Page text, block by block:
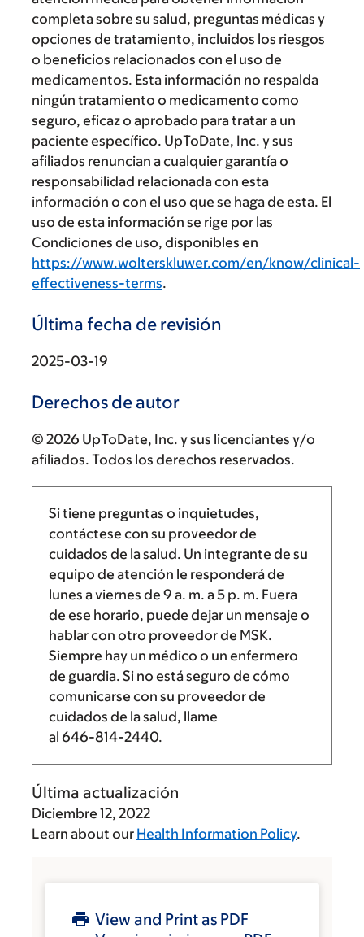
completa sobre su salud, preguntas médicas y
opciones de tratamiento, incluidos los riesgos
o beneficios relacionados con el uso de
medicamentos. Esta información no respalda
ningún tratamiento o medicamento como
seguro, eficaz o aprobado para tratar a un
paciente específico. UpToDate, Inc. y sus
afiliados renuncian a cualquier garantía o
responsabilidad relacionada con esta
información o con el uso que se haga de esta. El
uso de esta información se rige por las
Condiciones de uso, disponibles en
https://www.wolterskluwer.com/en/know/clinical-
effectiveness-terms.
Última fecha de revisión
2025-03-19
Derechos de autor
© 2026 UpToDate, Inc. y sus licenciantes y/o
afiliados. Todos los derechos reservados.
Si tiene preguntas o inquietudes,
contáctese con su proveedor de
cuidados de la salud. Un integrante de su
equipo de atención le responderá de
lunes a viernes de 9 a. m. a5 p. m. Fuera
de ese horario, puede dejar un mensaje o
hablar con otro proveedor de MSK.
Siempre hay un médico o un enfermero
de guardia. Si no está seguro de cómo
comunicarse con su proveedor de
cuidados de la salud, llame
al 646-814-2440.
Última actualización
Diciembre 12, 2022
Learn about our Health Information Policy.
View and Print as PDF